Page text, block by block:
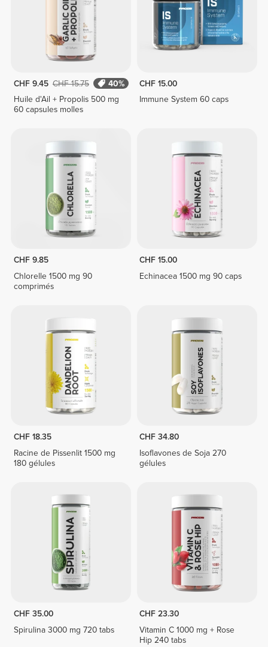
CHF 9.45 CHF 15.75
40%
Huile d'Ail + Propolis 500 mg
60 capsules molles
CHF 15.00
Immune System 60 caps
CHF 9.85
Chlorelle 1500 mg 90
comprimés
CHF 15.00
Echinacea 1500 mg 90 caps
CHF 18.35
Racine de Pissenlit 1500 mg
180 gélules
CHF 34.80
Isoflavones de Soja 270
gélules
CHF 35.00
Spirulina 3000 mg 720 tabs
CHF 23.30
Vitamin C 1000 mg + Rose
Hip 240 tabs